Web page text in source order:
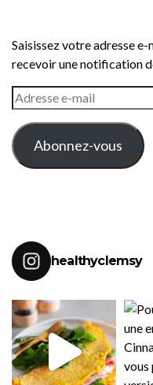
Saisissez votre adresse
recevoir une notification
ADRESSE
E-
MAIL
Abonnez-vous
healthyclemsy